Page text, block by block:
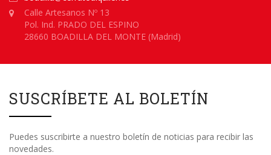
Calle Artesanos Nº 13
Pol. Ind. PRADO DEL ESPINO
28660 BOADILLA DEL MONTE (Madrid)
SUSCRÍBETE AL BOLETÍN
Puedes suscribirte a nuestro boletín de noticias para recibir las
novedades.